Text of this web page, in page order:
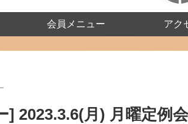
会員メニュー アク
2023.3.6(月) 月曜定例会